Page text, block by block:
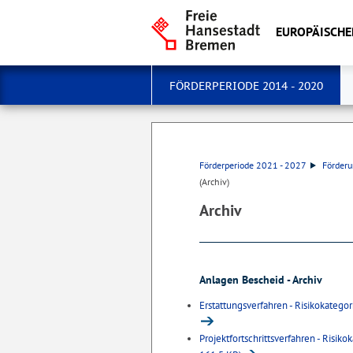
FÖRDERPERIODE 2014 - 2020
Förderperiode 2021 - 2027
(Archiv)
Archiv
Anlagen Bescheid - Archiv
Erstattungsverfahren -
Projektfortschrittsverfahren -